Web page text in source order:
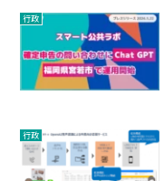
行政
行政